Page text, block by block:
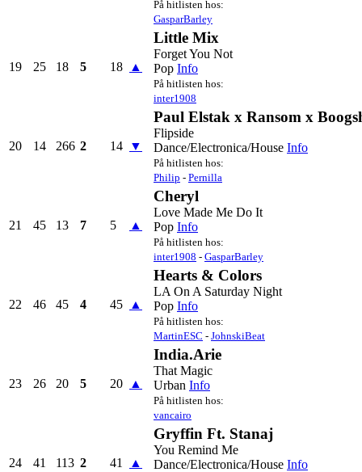
På hitlisten hos:
GasparBarley
19 25 18 5 18 ▲
Little Mix
Forget You Not
Pop Info
På hitlisten hos:
inter1908
20 14 266 2 14 ▼
Paul Elstak x Ransom x
Flipside
Dance/Electronica/House Info
På hitlisten hos:
Philip - Pernilla
21 45 13 7 5 ▲
Cheryl
Love Made Me Do It
Pop Info
På hitlisten hos:
inter1908 - GasparBarley
22 46 45 4 45 ▲
Hearts & Colors
LA On A Saturday Night
Pop Info
På hitlisten hos:
MartinESC - JohnskiBeat
23 26 20 5 20 ▲
India.Arie
That Magic
Urban Info
På hitlisten hos:
vancairo
24 41 113 2 41 ▲
Gryffin Ft. Stanaj
You Remind Me
Dance/Electronica/House Info